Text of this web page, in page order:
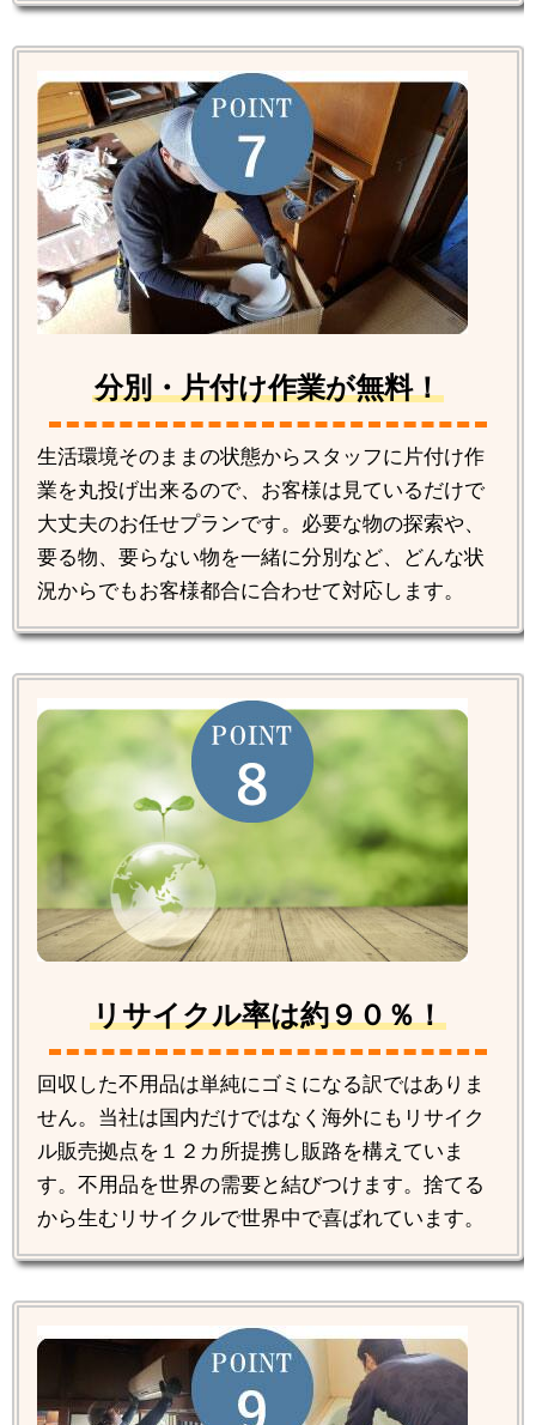
分別・片付け作業が無料！
生活環境そのままの状態からスタッフに片付け作
業を丸投げ出来るので、お客様は見ているだけで
大丈夫のお任せプランです。必要な物の探索や、
要る物、要らない物を一緒に分別など、どんな状
況からでもお客様都合に合わせて対応します。
リサイクル率は約９０％！
回収した不用品は単純にゴミになる訳ではありま
せん。当社は国内だけではなく海外にもリサイク
ル販売拠点を１２カ所提携し販路を構えていま
す。不用品を世界の需要と結びつけます。捨てる
から生むリサイクルで世界中で喜ばれています。